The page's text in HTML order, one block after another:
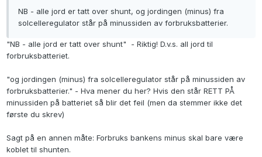
NB - alle jord er tatt over shunt, og jordingen (minus) fra
solcelleregulator står på minussiden av forbruksbatterier.
"NB - alle jord er tatt over shunt" - Riktig! D.v.s. all jord til
forbruksbatteriet.
"og jordingen (minus) fra solcelleregulator står på minussiden av
forbruksbatterier." - Hva mener du her? Hvis den står RETT PÅ
minussiden på batteriet så blir det feil (men da stemmer ikke det
første du skrev)
Sagt på en annen måte: Forbruks bankens minus skal bare være
koblet til shunten.